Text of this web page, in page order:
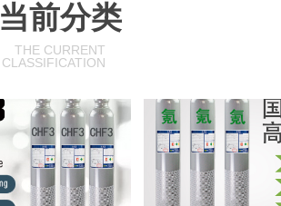
当前分类
THE CURRENT
CLASSIFICATION